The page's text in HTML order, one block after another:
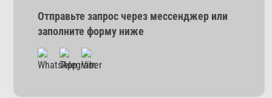
Отправьте запрос через мессенджер или
заполните форму ниже